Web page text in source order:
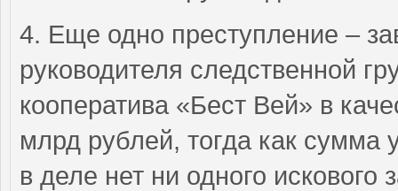
4. Еще одно преступление –
руководителя следственной
кооператива «Бест Вей» в
млрд рублей, тогда как
в деле нет ни одного